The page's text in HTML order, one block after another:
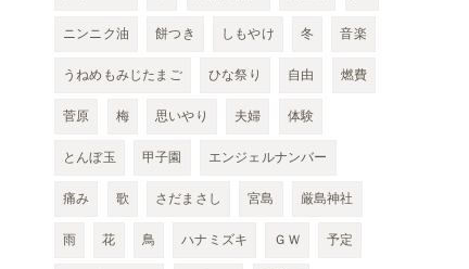
ニンニク油
餅つき しもやけ 冬
音楽
うねめもみじたまご
ひな祭り 自由
燃費
菅原
梅 思いやり 夫婦
体験
とんぼ玉
甲子園
エンジェルナンバー
痛み
歌 さだまさし 宮島
厳島神社
雨
花 鳥 ハナミズキ ＧＷ
予定